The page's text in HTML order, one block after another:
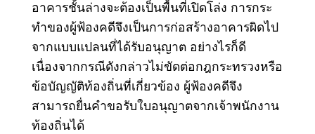
อาคารชั้นล่างจะต้องเป็นพื้นที่เปิดโล่ง การกระ
ทำของผู้ฟ้องคดีจึงเป็นการก่อสร้างอาคารผิดไป
จากแบบแปลนที่ได้รับอนุญาต อย่างไรก็ดี
เนื่องจากกรณีดังกล่าวไม่ขัดต่อกฎกระทรวงหรือ
ข้อบัญญัติท้องถิ่นที่เกี่ยวข้อง ผู้ฟ้องคดีจึง
สามารถยื่นคำขอรับใบอนุญาตจากเจ้าพนักงาน
ท้องถิ่นได้